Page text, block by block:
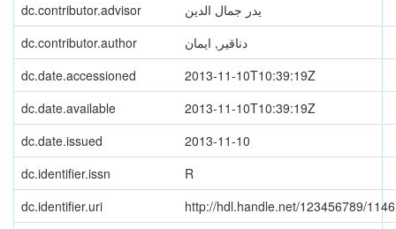
dc.contributor.advisor
يدر جمال الدين
dc.contributor.author
دناقير, ايمان
dc.date.accessioned
2013-11-10T10:39:19Z
dc.date.available
2013-11-10T10:39:19Z
dc.date.issued
2013-11-10
dc.identifier.issn
R
dc.identifier.uri
http://hdl.handle.net/123456789/1146